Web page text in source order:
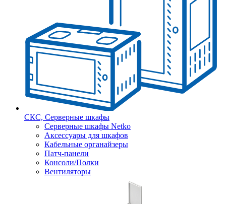
СКС, Серверные шкафы
Серверные шкафы Netko
Аксессуары для шкафов
Кабельные органайзеры
Патч-панели
Консоли/Полки
Вентиляторы